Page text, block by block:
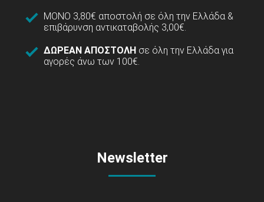
ΜΟΝΟ 3,80€ αποστολή σε όλη την Ελλάδα &
επιβάρυνση αντικαταβολής 3,00€.
ΔΩΡΕΑΝ ΑΠΟΣΤΟΛΗ σε όλη την Ελλάδα για
αγορές άνω των 100€.
Newsletter